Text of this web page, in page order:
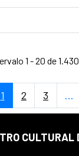
1 - 20 de
Página
1 Página
2 Página
3 ...
CULTURAL